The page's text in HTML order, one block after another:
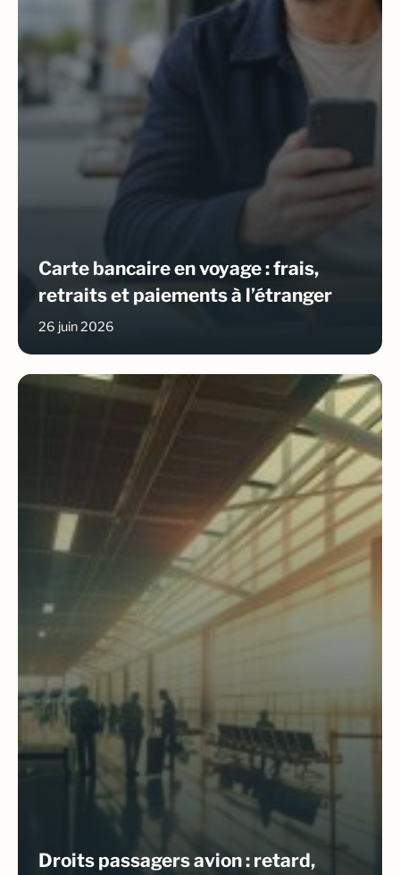
Carte bancaire en voyage : frais,
retraits et paiements à l’étranger
26 juin 2026
Droits passagers avion : retard,